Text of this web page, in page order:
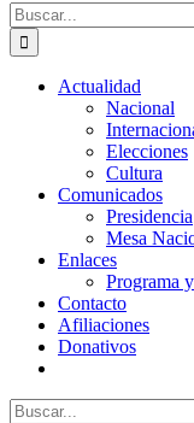
Buscar:
Actualidad
Nacional
Elecciones
Cultura
Comunicados
Presidencia
Mesa
Enlaces
Programa
Contacto
Afiliaciones
Donativos
Buscar: